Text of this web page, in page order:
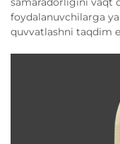
foydalanuvchilarga
quvvatlashni taqdim